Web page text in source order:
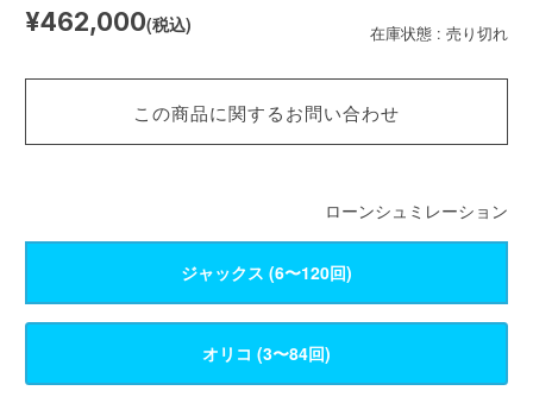
在庫状態 : 売り切れ
¥462,000(税込)
この商品に関するお問い合わせ
ローンシュミレーション
ジャックス (6〜120回)